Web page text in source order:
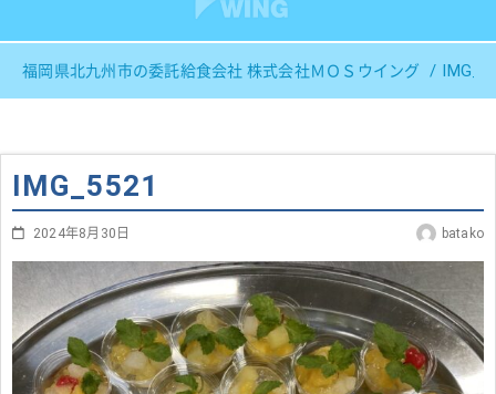
福岡県北九州市の委託給食会社 株式会社ＭＯＳウイング
IMG_5521
2024年8月30日 batako